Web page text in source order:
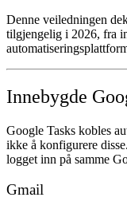
Denne veiledningen
tilgjengelig i 2026, fra
Innebygde
Google Tasks kobles
ikke å konfigurere
logget inn på samme
Gmail